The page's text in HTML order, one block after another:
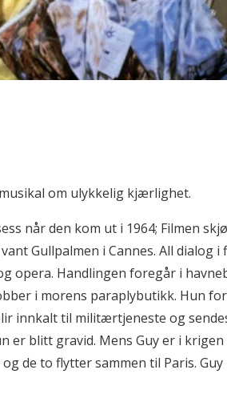
om ulykkelig kjærlighet.
når den kom ut i 1964; Filmen
Gullpalmen i Cannes. All dialog i
opera. Handlingen foregår i
i morens paraplybutikk. Hun
innkalt til militærtjeneste og
er blitt gravid. Mens Guy er i
de to flytter sammen til Paris.